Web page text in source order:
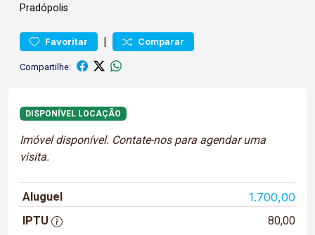
Pradópolis
Favoritar | Comparar
Compartilhe:
DISPONÍVEL LOCAÇÃO
Imóvel disponível. Contate-nos para agendar uma
visita.
Aluguel 1.700,00
IPTU 80,00